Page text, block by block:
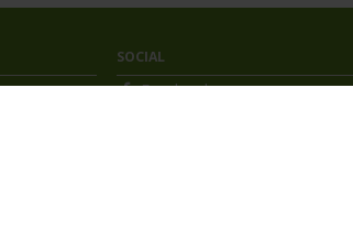
SOCIAL
Facebook